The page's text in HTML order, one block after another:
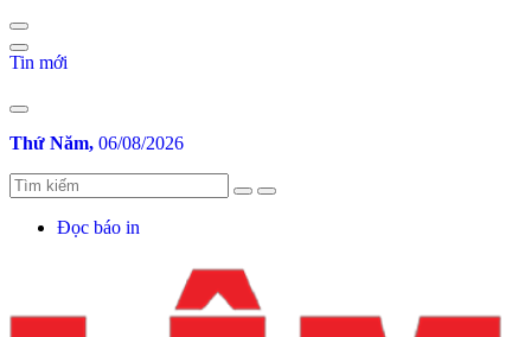
Tin mới
Thứ Năm, 06/08/2026
Đọc báo in